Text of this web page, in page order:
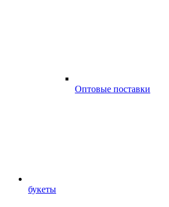
Оптовые поставки
букеты